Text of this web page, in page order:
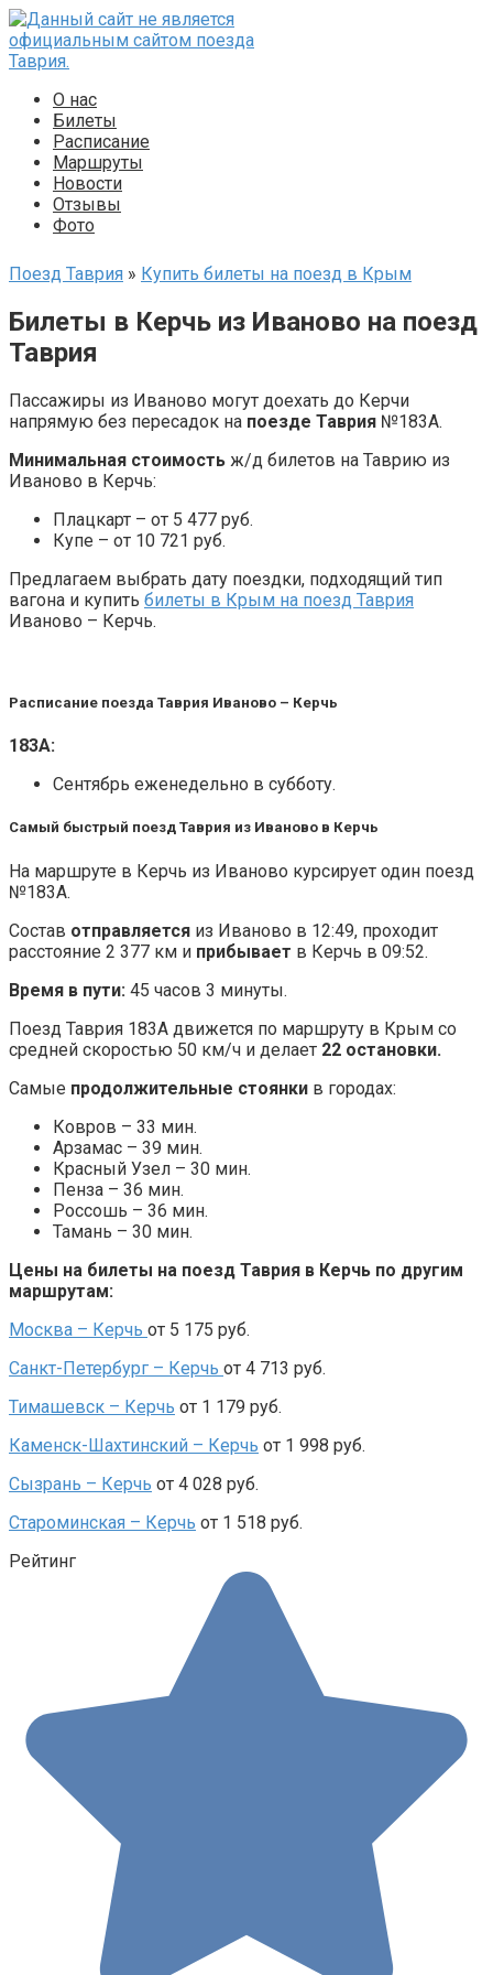
Перейти
к
контенту
О нас
Билеты
Расписание
Маршруты
Новости
Отзывы
Фото
Поезд Таврия » Купить билеты на поезд в Крым
Билеты в Керчь из Иваново на поезд
Таврия
Пассажиры из Иваново могут доехать до Керчи
напрямую без пересадок на поезде Таврия №183А.
Минимальная стоимость ж/д билетов на Таврию из
Иваново в Керчь:
Плацкарт – от 5 477 руб.
Купе – от 10 721 руб.
Предлагаем выбрать дату поездки, подходящий тип
вагона и купить билеты в Крым на поезд Таврия
Иваново – Керчь.
Расписание поезда Таврия Иваново – Керчь
183А:
Сентябрь еженедельно в субботу.
Самый быстрый поезд Таврия из Иваново в Керчь
На маршруте в Керчь из Иваново курсирует один поезд
№183А.
Состав отправляется из Иваново в 12:49, проходит
расстояние 2 377 км и прибывает в Керчь в 09:52.
Время в пути: 45 часов 3 минуты.
Поезд Таврия 183А движется по маршруту в Крым со
средней скоростью 50 км/ч и делает 22 остановки.
Самые продолжительные стоянки в городах:
Ковров – 33 мин.
Арзамас – 39 мин.
Красный Узел – 30 мин.
Пенза – 36 мин.
Россошь – 36 мин.
Тамань – 30 мин.
Цены на билеты на поезд Таврия в Керчь по другим
маршрутам:
Москва – Керчь от 5 175 руб.
Санкт-Петербург – Керчь от 4 713 руб.
Тимашевск – Керчь от 1 179 руб.
Каменск-Шахтинский – Керчь от 1 998 руб.
Сызрань – Керчь от 4 028 руб.
Староминская – Керчь от 1 518 руб.
Рейтинг